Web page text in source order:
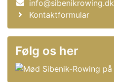
info@sibenikrowing.dk
Kontaktformular
Følg os her